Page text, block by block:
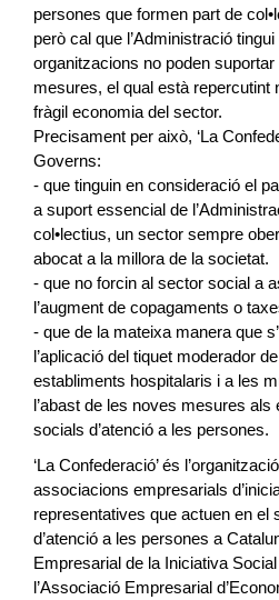
persones que formen part de
però cal que l’Administració
organitzacions no poden
mesures, el qual està repercutint
fràgil economia del sector.
Precisament per això, ‘La
Governs:
- que tinguin en consideració el
a suport essencial de
col•lectius, un sector sempre
abocat a la millora de la societat.
- que no forcin al sector social a
l’augment de copagaments o
- que de la mateixa manera que
l’aplicació del tiquet moderador
establiments hospitalaris i a les
l’abast de les noves mesures
socials d’atenció a les persones.
‘La Confederació’ és
associacions empresarials
representatives que actuen en el
d’atenció a les persones a
Empresarial de la Iniciativa
l’Associació Empresarial